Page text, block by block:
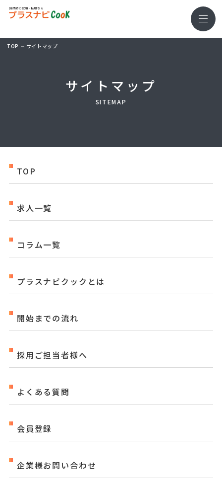
TOP サイトマップ
サイトマップ
SITEMAP
TOP
求人一覧
コラム一覧
プラスナビクックとは
開始までの流れ
採用ご担当者様へ
よくある質問
会員登録
企業様お問い合わせ